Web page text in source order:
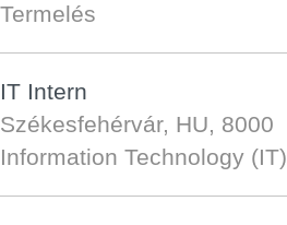
Termelés
IT Intern
Székesfehérvár, HU, 8000
Information Technology (IT)